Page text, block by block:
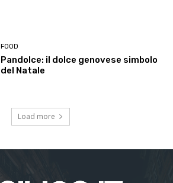
FOOD
Pandolce: il dolce genovese simbolo
del Natale
Load more